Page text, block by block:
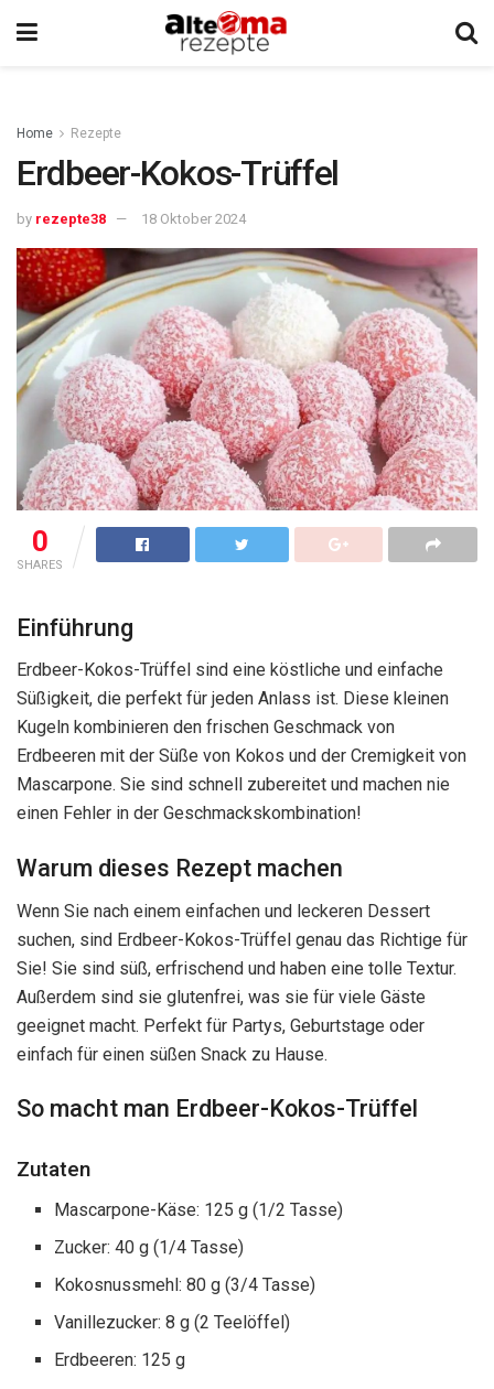
Home Rezepte
Erdbeer-Kokos-Trüffel
by rezepte38 18 Oktober 2024
0
SHARES
Einführung
Erdbeer-Kokos-Trüffel sind eine köstliche und einfache
Süßigkeit, die perfekt für jeden Anlass ist. Diese kleinen
Kugeln kombinieren den frischen Geschmack von
Erdbeeren mit der Süße von Kokos und der Cremigkeit von
Mascarpone. Sie sind schnell zubereitet und machen nie
einen Fehler in der Geschmackskombination!
Warum dieses Rezept machen
Wenn Sie nach einem einfachen und leckeren Dessert
suchen, sind Erdbeer-Kokos-Trüffel genau das Richtige für
Sie! Sie sind süß, erfrischend und haben eine tolle Textur.
Außerdem sind sie glutenfrei, was sie für viele Gäste
geeignet macht. Perfekt für Partys, Geburtstage oder
einfach für einen süßen Snack zu Hause.
So macht man Erdbeer-Kokos-Trüffel
Zutaten
Mascarpone-Käse: 125 g (1/2 Tasse)
Zucker: 40 g (1/4 Tasse)
Kokosnussmehl: 80 g (3/4 Tasse)
Vanillezucker: 8 g (2 Teelöffel)
Erdbeeren: 125 g